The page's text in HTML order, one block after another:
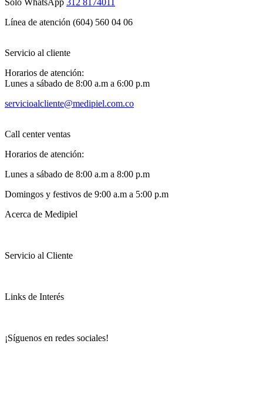
Solo WhatsApp 312 8174011
Línea de atención (604) 560 04 06
Servicio al cliente
Horarios de atención:
Lunes a sábado de 8:00 a.m a 6:00 p.m
servicioalcliente@medipiel.com.co
Call center ventas
Horarios de atención:
Lunes a sábado de 8:00 a.m a 8:00 p.m
Domingos y festivos de 9:00 a.m a 5:00 p.m
Acerca de Medipiel
Servicio al Cliente
Links de Interés
¡Síguenos en redes sociales!